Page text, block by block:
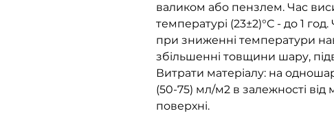
валиком або пензлем. Час
температурі (23±2)°С - до 1
при зниженні температури
збільшенні товщини шару,
Витрати матеріалу: на
(50-75) мл/м2 в залежності від
поверхні.